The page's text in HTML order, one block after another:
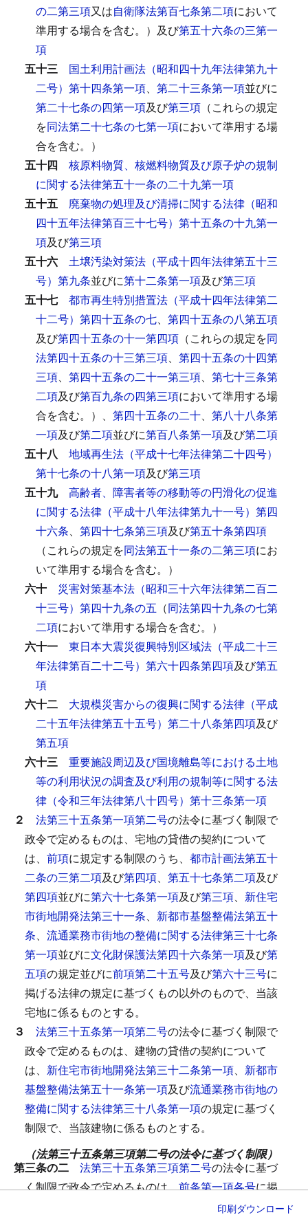
の二第三項又は自衛隊法第百七条第二項において
準用する場合を含む。）及び第五十六条の三第一
項
五十三 国土利用計画法（昭和四十九年法律第九十
二号）第十四条第一項、 第二十三条第一項並びに
第二十七条の四第一項及び第三項 （これらの規定
を同法第二十七条の七第一項において準用する場
合を含む。）
五十四 核原料物質、核燃料物質及び原子炉の規制
に関する法律第五十一条の二十九第一項
五十五 廃棄物の処理及び清掃に関する法律（昭和
四十五年法律第百三十七号）第十五条の十九第一
項及び第三項
五十六 土壌汚染対策法（平成十四年法律第五十三
号）第九条並びに第十二条第一項及び第三項
五十七 都市再生特別措置法（平成十四年法律第二
十二号）第四十五条の七、 第四十五条の八第五項
及び第四十五条の十一第四項 （これらの規定を同
法第四十五条の十三第三項、 第四十五条の十四第
三項、 第四十五条の二十一第三項、 第七十三条第
二項及び第百九条の四第三項において準用する場
合を含む。）、 第四十五条の二十、 第八十八条第
一項及び第二項並びに第百八条第一項及び第二項
五十八 地域再生法（平成十七年法律第二十四号）
第十七条の十八第一項及び第三項
五十九 高齢者、障害者等の移動等の円滑化の促進
に関する法律（平成十八年法律第九十一号）第四
十六条、 第四十七条第三項及び第五十条第四項
（これらの規定を同法第五十一条の二第三項にお
いて準用する場合を含む。）
六十 災害対策基本法（昭和三十六年法律第二百二
十三号）第四十九条の五 （同法第四十九条の七第
二項において準用する場合を含む。）
六十一 東日本大震災復興特別区域法（平成二十三
年法律第百二十二号）第六十四条第四項及び第五
項
六十二 大規模災害からの復興に関する法律（平成
二十五年法律第五十五号）第二十八条第四項及び
第五項
六十三 重要施設周辺及び国境離島等における土地
等の利用状況の調査及び利用の規制等に関する法
律（令和三年法律第八十四号）第十三条第一項
２ 法第三十五条第一項第二号の法令に基づく制限で
政令で定めるものは、宅地の貸借の契約について
は、 前項に規定する制限のうち、 都市計画法第五十
二条の三第二項及び第四項、 第五十七条第二項及び
第四項並びに第六十七条第一項及び第三項、 新住宅
市街地開発法第三十一条、 新都市基盤整備法第五十
条、 流通業務市街地の整備に関する法律第三十七条
第一項並びに文化財保護法第四十六条第一項及び第
五項の規定並びに前項第二十五号及び第六十三号に
掲げる法律の規定に基づくもの以外のもので、当該
宅地に係るものとする。
３ 法第三十五条第一項第二号の法令に基づく制限で
政令で定めるものは、建物の貸借の契約について
は、 新住宅市街地開発法第三十二条第一項、 新都市
基盤整備法第五十一条第一項及び流通業務市街地の
整備に関する法律第三十八条第一項の規定に基づく
制限で、当該建物に係るものとする。
（法第三十五条第三項第二号の法令に基づく制限）
第三条の二 法第三十五条第三項第二号の法令に基づ
く制限で政令で定めるものは、前条第一項各号に掲
げる法律の規定（これらの規定に基づく命令及び条
印刷ダウンロード